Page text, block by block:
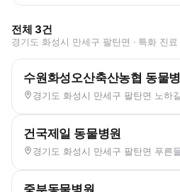
전체 3건
경기도 화성시 만세구 팔탄면 · 특화 진
수원화성오산축산농협 동물
경기도 화성시 만세구 팔탄면 노하
건국제일 동물병원
경기도 화성시 만세구 팔탄면 푸른
중부동물병원